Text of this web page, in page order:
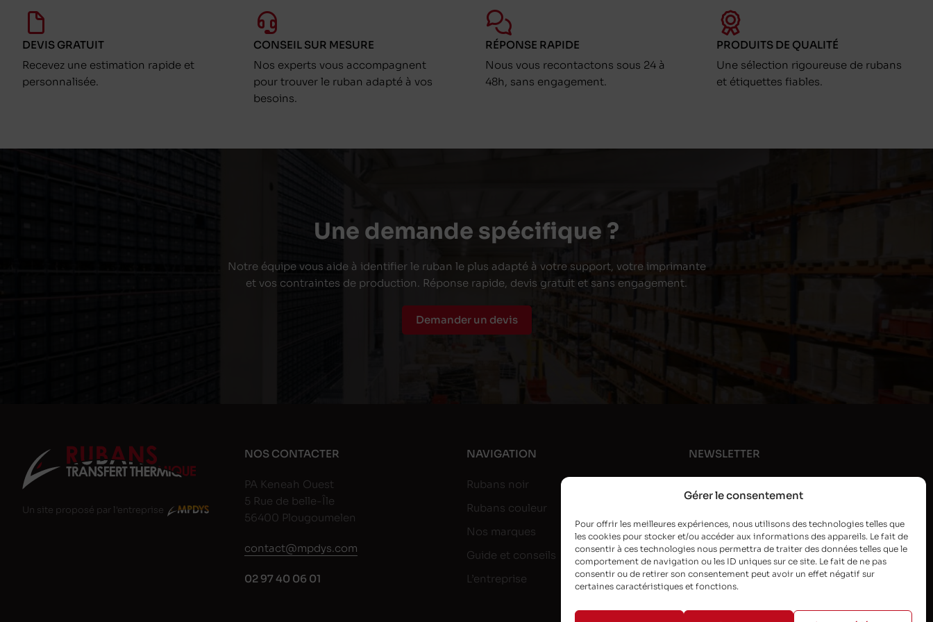
Gérer le consentement
Pour offrir les meilleures expériences, nous utilisons des technologies telles que
les cookies pour stocker et/ou accéder aux informations des appareils. Le fait de
consentir à ces technologies nous permettra de traiter des données telles que le
comportement de navigation ou les ID uniques sur ce site. Le fait de ne pas
consentir ou de retirer son consentement peut avoir un effet négatif sur
certaines caractéristiques et fonctions.
DEVIS GRATUIT
Recevez une estimation rapide et
personnalisée.
CONSEIL SUR MESURE
Nos experts vous accompagnent
pour trouver le ruban adapté à vos
besoins.
RÉPONSE RAPIDE
Nous vous recontactons sous 24 à
48h, sans engagement.
PRODUITS DE QUALITÉ
Une sélection rigoureuse de rubans
et étiquettes fiables.
Une demande spécifique ?
Notre équipe vous aide à identifier le ruban le plus adapté à votre support, votre imprimante
et vos contraintes de production. Réponse rapide, devis gratuit et sans engagement.
Demander un devis
Un site proposé par l'entreprise
NOS CONTACTER
PA Keneah Ouest
5 Rue de belle-Île
56400 Plougoumelen
contact@mpdys.com
02 97 40 06 01
NAVIGATION
Rubans noir
Rubans couleur
Nos marques
Guide et conseils
L’entreprise
NEWSLETTER